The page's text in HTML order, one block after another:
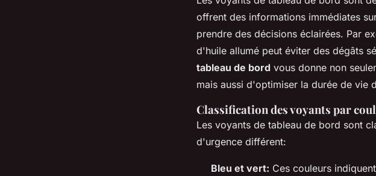
offrent des informations immédiates
prendre des décisions éclairées. Par
d'huile allumé peut éviter des dégâts
tableau de bord vous donne non
mais aussi d'optimiser la durée de vie
Classification des voyants par
Les voyants de tableau de bord sont
d'urgence différent:
Bleu et vert: Ces couleurs